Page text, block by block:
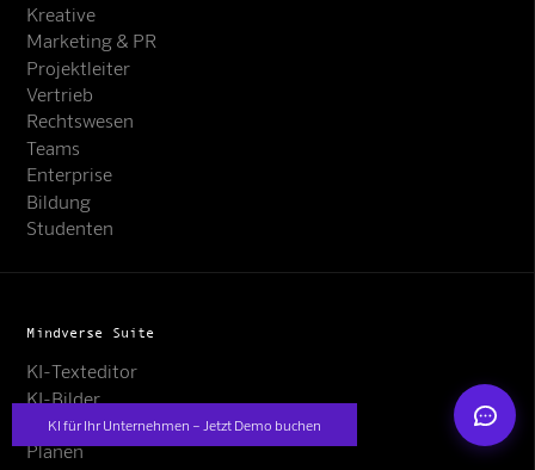
KI für Ihr Unternehmen – Jetzt Demo buchen
Mindverse Support
Kreative
Marketing & PR
Projektleiter
Vertrieb
Rechtswesen
Teams
Enterprise
Bildung
Studenten
Mindverse Suite
KI-Texteditor
KI-Bilder
KI-Chat
Planen